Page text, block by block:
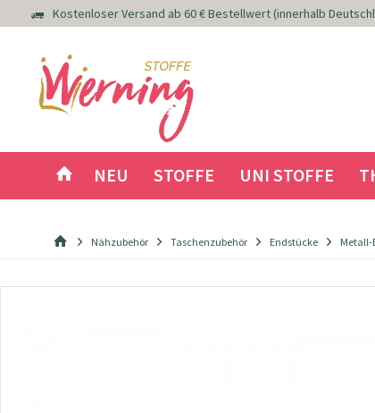
Kostenloser Versand ab 60 € Bestellwert (innerhalb
NEU STOFFE UNI STOFFE
Nähzubehör Taschenzubehör Endstücke Metall-